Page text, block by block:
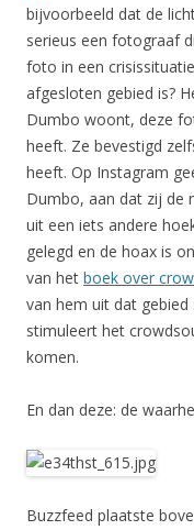
bijvoorbeeld dat de
serieus een fotograaf
foto in een
afgesloten gebied is?
Dumbo woont, deze
heeft. Ze bevestigd
heeft. Op Instagram
Dumbo, aan dat zij de
uit een iets andere
gelegd en de hoax is
van het boek over
van hem uit dat
stimuleert het
komen.
En dan deze: de
Buzzfeed plaatste